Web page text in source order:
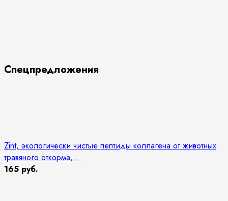
Спецпредложения
Zint, экологически чистые пептиды коллагена от животных
травяного откорма,...
165 руб.